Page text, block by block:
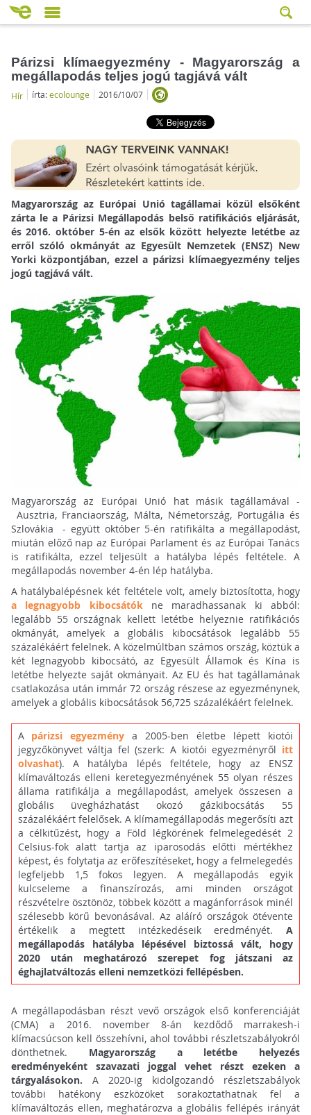
Párizsi klímaegyezmény - Magyarország a
megállapodás teljes jogú tagjává vált
Hír írta:ecolounge 2016/10/07
Magyarország az Európai Unió tagállamai közül elsőként
zárta le a Párizsi Megállapodás belső ratifikációs eljárását,
és 2016. október 5-én az elsők között helyezte letétbe az
erről szóló okmányát az Egyesült Nemzetek (ENSZ) New
Yorki központjában, ezzel a párizsi klímaegyezmény teljes
jogú tagjává vált.
Magyarország az Európai Unió hat másik tagállamával -
Ausztria, Franciaország, Málta, Németország, Portugália és
Szlovákia - együtt október 5-én ratifikálta a megállapodást,
miután előző nap az Európai Parlament és az Európai Tanács
is ratifikálta, ezzel teljesült a hatályba lépés feltétele. A
megállapodás november 4-én lép hatályba.
A hatálybalépésnek két feltétele volt, amely biztosította, hogy
a legnagyobb kibocsátókne maradhassanak ki abból:
legalább 55 országnak kellett letétbe helyeznie ratifikációs
okmányát, amelyek a globális kibocsátások legalább 55
százalékáért felelnek. A közelmúltban számos ország, köztük a
két legnagyobb kibocsátó, az Egyesült Államok és Kína is
letétbe helyezte saját okmányait. Az EU és hat tagállamának
csatlakozása után immár 72 ország részese az egyezménynek,
amelyek a globális kibocsátások 56,725 százalékáért felelnek.
A párizsi egyezmény a 2005-ben életbe lépett kiotói
jegyzőkönyvet váltja fel (szerk: A kiotói egyezményről itt
olvashat). A hatályba lépés feltétele, hogy az ENSZ
klímaváltozás elleni keretegyezményének 55 olyan részes
állama ratifikálja a megállapodást, amelyek összesen a
globális üvegházhatást okozó gázkibocsátás 55
százalékáért felelősek. A klímamegállapodás megerősíti azt
a célkitűzést, hogy a Föld légkörének felmelegedését 2
Celsius-fok alatt tartja az iparosodás előtti mértékhez
képest, és folytatja az erőfeszítéseket, hogy a felmelegedés
legfeljebb 1,5 fokos legyen. A megállapodás egyik
kulcseleme a finanszírozás, ami minden országot
részvételre ösztönöz, többek között a magánforrások minél
szélesebb körű bevonásával. Az aláíró országok ötévente
értékelik a megtett intézkedéseik eredményét. A
megállapodás hatályba lépésével biztossá vált, hogy
2020 után meghatározó szerepet fog játszani az
éghajlatváltozás elleni nemzetközi fellépésben.
A megállapodásban részt vevő országok első konferenciáját
(CMA) a 2016. november 8-án kezdődő marrakesh-i
klímacsúcson kell összehívni, ahol további részletszabályokról
dönthetnek. Magyarország a letétbe helyezés
eredményeként szavazati joggal vehet részt ezeken a
tárgyalásokon. A 2020-ig kidolgozandó részletszabályok
további hatékony eszközöket sorakoztathatnak fel a
klímaváltozás ellen, meghatározva a globális fellépés irányát